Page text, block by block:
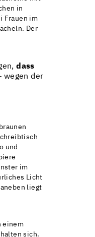
dass
wegen der